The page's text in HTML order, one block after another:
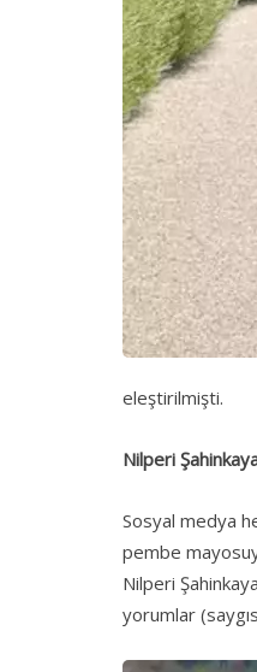
eleştirilmişti.
Nilperi
Sosyal medya
pembe
Nilperi
yorumlar